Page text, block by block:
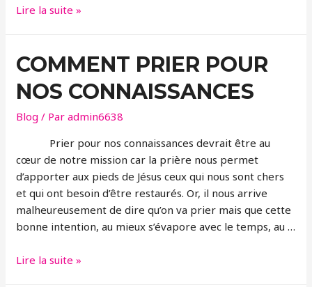
DE
de
Lunéville
Lire la suite »
COMMENT PRIER POUR
NOS CONNAISSANCES
Blog / Paradmin6638
Prier pour nos connaissances devrait être au
cœur de notre mission car la prière nous permet
d’apporter aux pieds de Jésus ceux qui nous sont chers
et qui ont besoin d’être restaurés. Or, il nous arrive
malheureusement de dire qu’on va prier mais que cette
bonne intention, au mieux s’évapore avec le temps, au …
COMMENT
Lire la suite »